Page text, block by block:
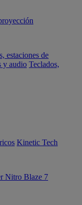
estaciones de
y audio Teclados,
Kinetic Tech
Nitro Blaze 7